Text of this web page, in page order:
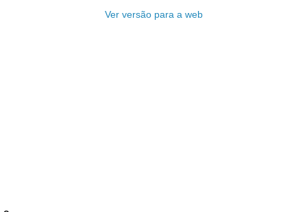
Ver versão para a web